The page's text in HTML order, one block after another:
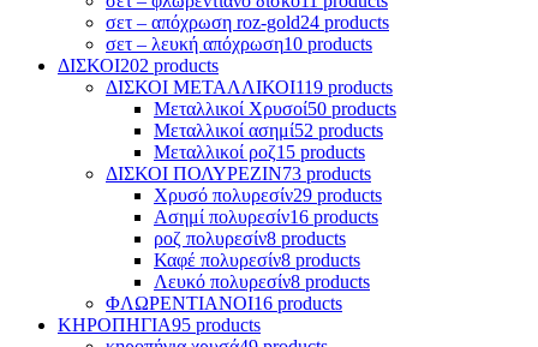
σετ – απόχρωση roz-gold24 products
σετ – λευκή απόχρωση10 products
ΔΙΣΚΟΙ202 products
ΔΙΣΚΟΙ ΜΕΤΑΛΛΙΚΟΙ119 products
Μεταλλικοί Χρυσοί50 products
Μεταλλικοί ασημί52 products
Mεταλλικοί ροζ15 products
ΔΙΣΚΟΙ ΠΟΛΥΡΕΖΙΝ73 products
Χρυσό πολυρεσίν29 products
Ασημί πολυρεσίν16 products
ροζ πολυρεσίν8 products
Καφέ πολυρεσίν8 products
Λευκό πολυρεσίν8 products
ΦΛΩΡΕΝΤΙΑΝΟΙ16 products
ΚΗΡΟΠΗΓΙΑ95 products